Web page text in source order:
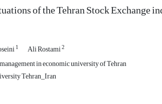
of the Tehran Stock Exchange
1 Ali Rostami2
in economic university of Tehran
Tehran_Iran